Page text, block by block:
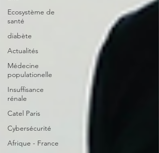
Ecosystème de
santé
diabète
Actualités
Médecine
populationelle
Insuffisance
rénale
Catel Paris
Cybersécurité
Afrique - France